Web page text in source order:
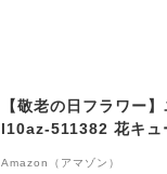
【敬老の日フラワー
l10az-511382 花キュ
Amazon（アマゾン）